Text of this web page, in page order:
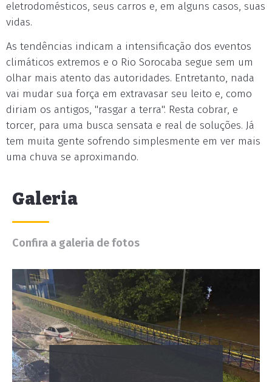
eletrodomésticos, seus carros e, em alguns casos, suas
vidas.
As tendências indicam a intensificação dos eventos
climáticos extremos e o Rio Sorocaba segue sem um
olhar mais atento das autoridades. Entretanto, nada
vai mudar sua força em extravasar seu leito e, como
diriam os antigos, "rasgar a terra". Resta cobrar, e
torcer, para uma busca sensata e real de soluções. Já
tem muita gente sofrendo simplesmente em ver mais
uma chuva se aproximando.
Galeria
Confira a galeria de fotos